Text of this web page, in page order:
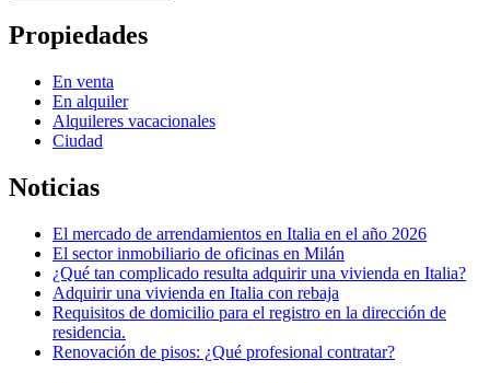
Propiedades
En venta
En alquiler
Alquileres vacacionales
Ciudad
Noticias
El mercado de arrendamientos en Italia en el año 2026
El sector inmobiliario de oficinas en Milán
¿Qué tan complicado resulta adquirir una vivienda en Italia?
Adquirir una vivienda en Italia con rebaja
Requisitos de domicilio para el registro en la dirección de
residencia.
Renovación de pisos: ¿Qué profesional contratar?